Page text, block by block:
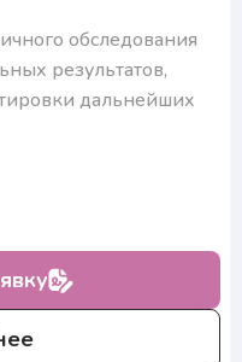
обследования
результатов,
дальнейших